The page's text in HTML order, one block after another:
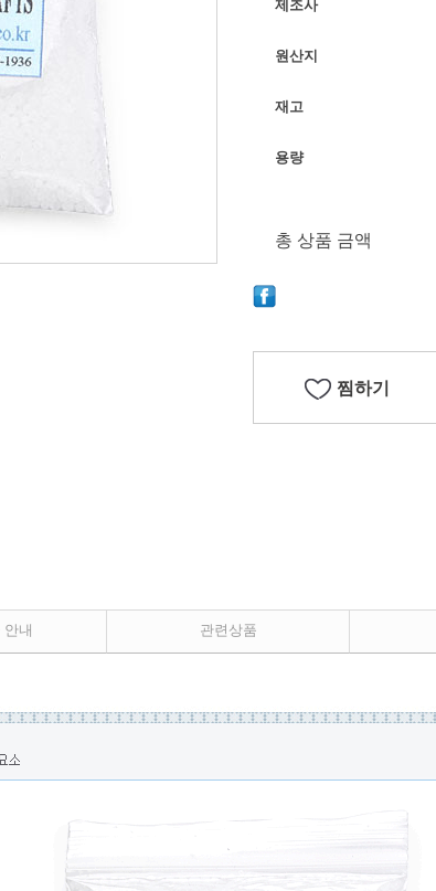
제조사
원산지
재고
용량
총 상품 금액
찜하기
안내 관련상품